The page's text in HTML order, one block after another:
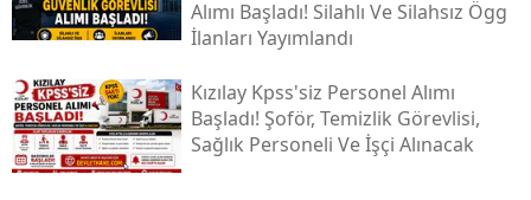
Alımı Başladı! Silahlı Ve Silahsız Ögg
İlanları Yayımlandı
Kızılay Kpss'siz Personel Alımı
Başladı! Şoför, Temizlik Görevlisi,
Sağlık Personeli Ve İşçi Alınacak